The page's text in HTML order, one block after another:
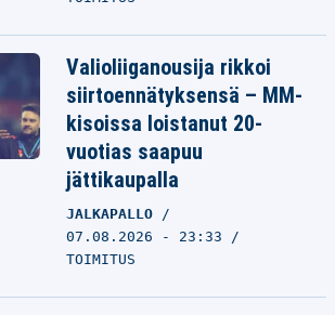
Valioliiganousija rikkoi
siirtoennätyksensä – MM-
kisoissa loistanut 20-
vuotias saapuu
jättikaupalla
JALKAPALLO
07.08.2026 - 23:33
TOIMITUS